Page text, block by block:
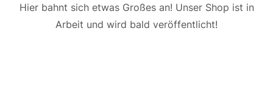
Hier bahnt sich etwas Großes an! Unser Shop ist in
Arbeit und wird bald veröffentlicht!